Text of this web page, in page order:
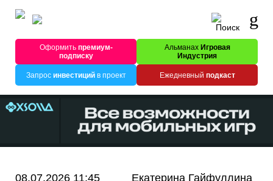
Оформитьпремиум-
подписку
Альманах Игровая
Индустрия
Запрос инвестицийв проект Ежедневный подкаст
08.07.2026 11:45 Екатерина Гайфуллина